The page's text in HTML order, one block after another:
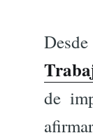
de